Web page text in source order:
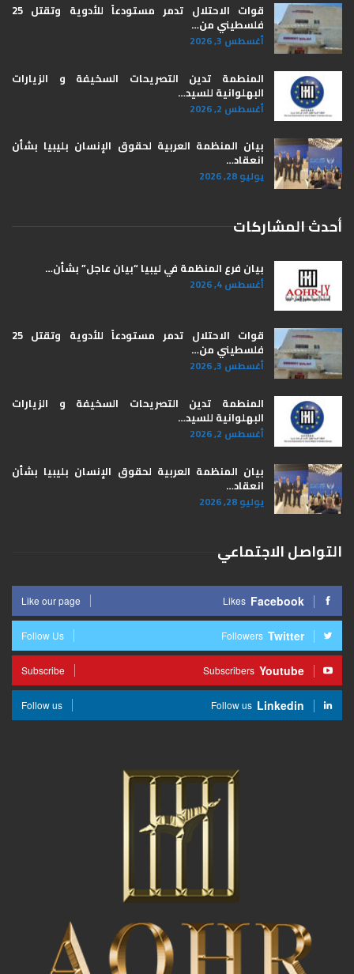
قوات الاحتلال تدمر مستودعاً للأدوية وتقتل 25
فلسطيني من…
أغسطس 3, 2026
المنطمة تدين التصريحات السخيفة و الزيارات
البهلوانية للسيد…
أغسطس 2, 2026
بيان المنظمة العربية لحقوق الإنسان بليبيا ​بشأن
انعقاد…
يوليو 28, 2026
أحدث المشاركات
بيان فرع المنظمة في ليبيا “بيان عاجل” بشأن…
أغسطس 4, 2026
قوات الاحتلال تدمر مستودعاً للأدوية وتقتل 25
فلسطيني من…
أغسطس 3, 2026
المنطمة تدين التصريحات السخيفة و الزيارات
البهلوانية للسيد…
أغسطس 2, 2026
بيان المنظمة العربية لحقوق الإنسان بليبيا ​بشأن
انعقاد…
يوليو 28, 2026
التواصل الاجتماعي
Facebook
Likes
Like our page
Twitter
Followers
Follow Us
Youtube
Subscribers
Subscribe
Linkedin
Follow us
Follow us